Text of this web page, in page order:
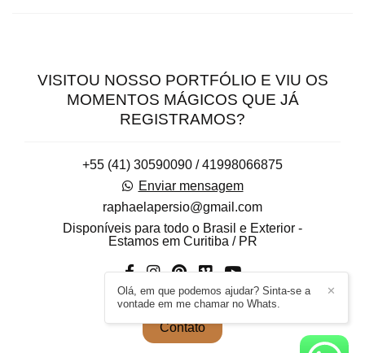
VISITOU NOSSO PORTFÓLIO E VIU OS
MOMENTOS MÁGICOS QUE JÁ
REGISTRAMOS?
+55 (41) 30590090 / 41998066875
Enviar mensagem
raphaelapersio@gmail.com
Disponíveis para todo o Brasil e Exterior -
Estamos em Curitiba / PR
Contato
✕
Olá, em que podemos ajudar? Sinta-se a
vontade em me chamar no Whats.